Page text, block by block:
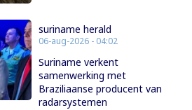
suriname herald
06-aug-2026 - 04:02
Suriname verkent
samenwerking met
Braziliaanse producent van
radarsystemen